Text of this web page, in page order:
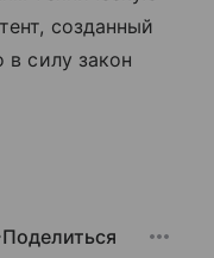
созданный
силу закон
Поделиться